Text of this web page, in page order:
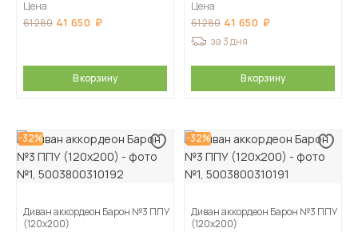
Цена
61 280 41 650
В корзину
Цена
61 280 41 650
за 3 дня
В корзину
-32%
Диван аккордеон Барон №3 ППУ
(120х200)
-32%
Диван аккордеон Барон №3 ППУ
(120х200)